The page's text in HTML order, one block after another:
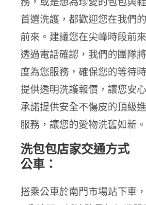
首選洗護，都歡迎您在我們
前來。建議您在尖峰時段前
透過電話確認，我們的團隊
度為您服務，確保您的等待
提供透明洗護報價，讓您安
承諾提供安全不傷皮的頂級
服務，讓您的愛物洗舊如新。
洗包包店家交通方式
公車：
搭乘公車於南門市場站下車